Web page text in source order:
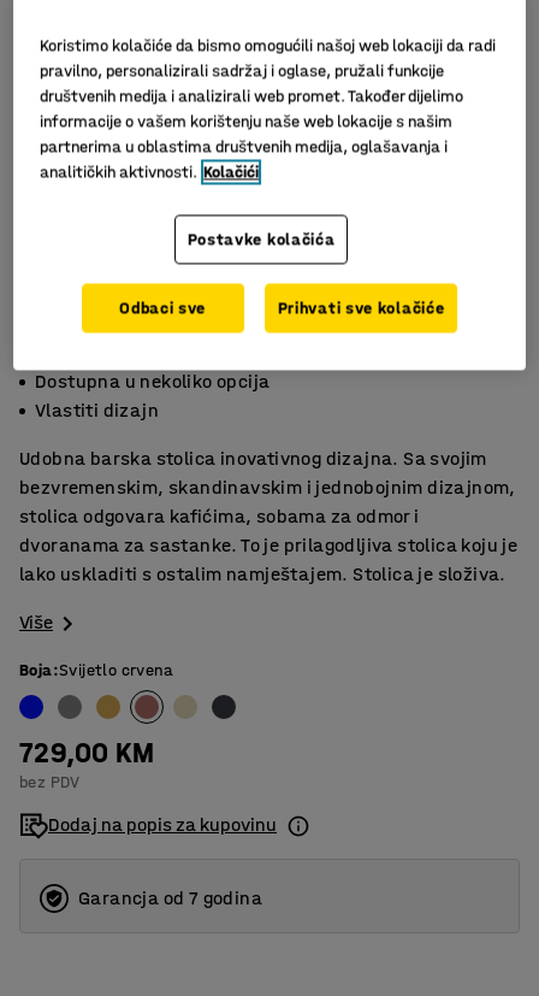
Dostupna u nekoliko opcija
Vlastiti dizajn
Udobna barska stolica inovativnog dizajna. Sa svojim
bezvremenskim, skandinavskim i jednobojnim dizajnom,
stolica odgovara kafićima, sobama za odmor i
dvoranama za sastanke. To je prilagodljiva stolica koju je
lako uskladiti s ostalim namještajem. Stolica je složiva.
Više
Boja:Svijetlo crvena
729,00 KM
bez PDV
Dodaj na popis za kupovinu
Garancja od 7 godina
Koristimo kolačiće da bismo omogućili našoj web lokaciji da radi
pravilno, personalizirali sadržaj i oglase, pružali funkcije
društvenih medija i analizirali web promet. Također dijelimo
informacije o vašem korištenju naše web lokacije s našim
partnerima u oblastima društvenih medija, oglašavanja i
analitičkih aktivnosti. Kolačići
Postavke kolačića
Odbaci sve Prihvati sve kolačiće